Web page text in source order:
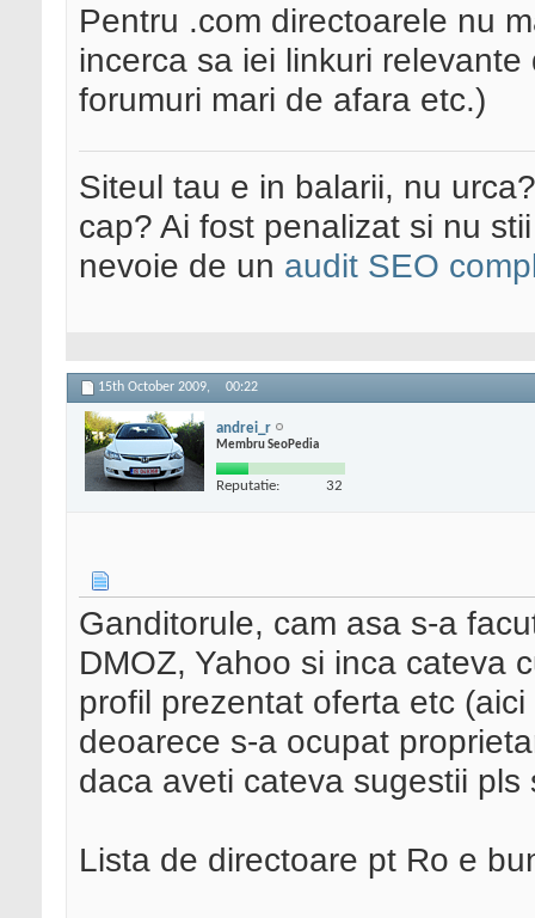
Pentru .com directoarele nu
incerca sa iei linkuri
forumuri mari de afara etc.)
Siteul tau e in balarii, nu
cap? Ai fost penalizat si nu
nevoie de un audit SEO
15th October 2009, 00:22
andrei_r
Membru SeoPedia
Reputatie: 32
Ganditorule, cam asa s-a
DMOZ, Yahoo si inca cateva
profil prezentat oferta etc
deoarece s-a ocupat
daca aveti cateva sugestii pls
Lista de directoare pt Ro e